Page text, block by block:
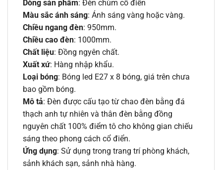
Dòng sản phẩm: Đèn chùm cổ điển
Màu sắc ánh sáng: Ánh sáng vàng hoặc vàng.
Chiều ngang đèn: 950mm.
Chiều cao đèn: 1000mm.
Chất liệu: Đồng ngyên chất.
Xuất xứ: Hàng nhập khẩu.
Loại bóng: Bóng led E27 x 8 bóng, giá trên chưa
bao gồm bóng.
Mô tả: Đèn được cấu tạo từ chao đèn bằng đá
thạch anh tự nhiên và thân đèn bằng đồng
nguyên chất 100% điểm tô cho không gian chiếu
sáng theo phong cách cổ điển.
Ứng dụng: Sử dụng trong trang trí phòng khách,
sảnh khách sạn, sảnh nhà hàng.